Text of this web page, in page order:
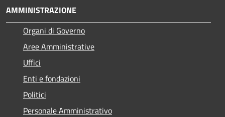
AMMINISTRAZIONE
Organi di Governo
Aree Amministrative
Uffici
Enti e fondazioni
Politici
Personale Amministrativo